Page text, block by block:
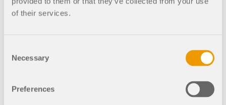
of their services.
Selection
Necessary
Preferences
徐州工程学院东校
区看台膜结构遮阳